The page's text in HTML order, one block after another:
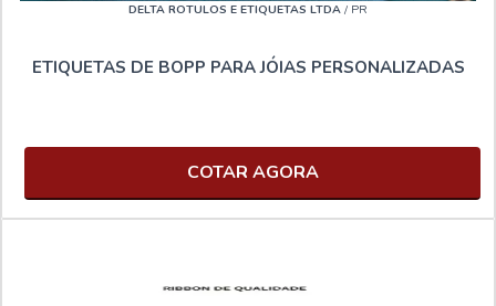
DELTA ROTULOS E ETIQUETAS LTDA / PR
ETIQUETAS DE BOPP PARA JÓIAS PERSONALIZADAS
COTAR AGORA